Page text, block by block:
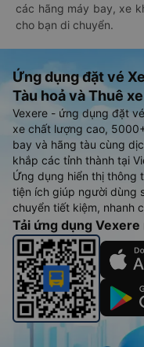
các hãng máy bay, xe
cho bạn di chuyển.
Ứng dụng đặt vé
Tàu hoả và Thuê xe
Vexere - ứng dụng đặt
xe chất lượng cao,
bay và hãng tàu cùng
khắp các tỉnh thành tại
Ứng dụng hiển thị thông
tiện ích giúp người dùng
chuyển tiết kiệm, nhanh
Tải ứng dụng Vexere